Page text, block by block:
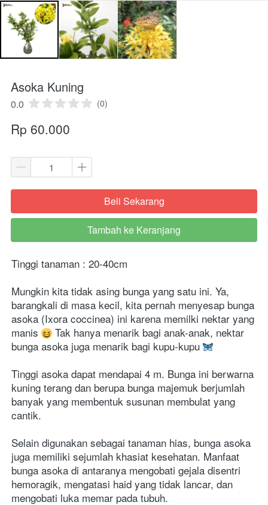
Asoka Kuning
0.0 (0)
Rp 60.000
`Beli Sekarang
`
Tambah ke Keranjang
Tinggi tanaman : 20-40cm
Mungkin kita tidak asing bunga yang satu ini. Ya,
barangkali di masa kecil, kita pernah menyesap bunga
asoka (Ixora coccinea) ini karena memilki nektar yang
manis
Tak hanya menarik bagi anak-anak, nektar
bunga asoka juga menarik bagi kupu-kupu
Tinggi asoka dapat mendapai 4 m. Bunga ini berwarna
kuning terang dan berupa bunga majemuk berjumlah
banyak yang membentuk susunan membulat yang
cantik.
Selain digunakan sebagai tanaman hias, bunga asoka
juga memiliki sejumlah khasiat kesehatan. Manfaat
bunga asoka di antaranya mengobati gejala disentri
hemoragik, mengatasi haid yang tidak lancar, dan
mengobati luka memar pada tubuh.